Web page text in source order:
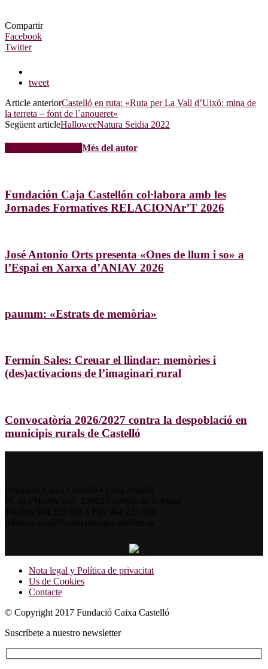
Compartir
Facebook
Twitter
tweet
Article anteriorCastelló en ruta: «Ruta per La Vall d’Uixó: mina de
la terreta – font de l´anoueret»
Següent articleHalloweeNatura Seidia 2022
Més del autor
Fundación Caja Castellón col·labora amb les
Jornades Formatives RELACIONAr’T 2026
José Antonio Orts presenta «Ones de llum i so» a
l’Espai en Xarxa d’ANIAV 2026
paumm: «Estrats de memòria»
Fermín Sales: Creuar el llindar: memòries i
(des)activacions de l’imaginari rural
Convocatòria 2026/2027 contra la despoblació en
municipis rurals de Castelló
Nota legal y Política de privacitat
Us de Cookies
Contacte
© Copyright 2017 Fundació Caixa Castelló
Suscríbete a nuestro newsletter